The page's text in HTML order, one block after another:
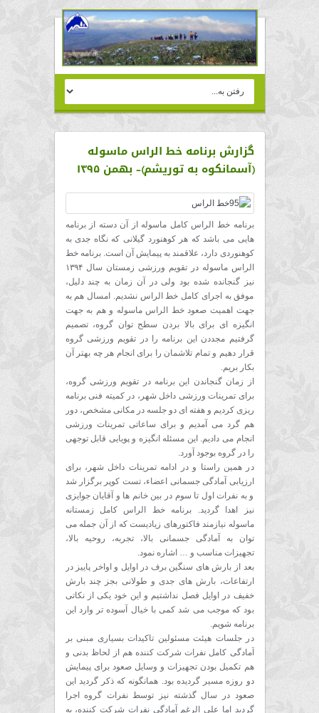
گزارش برنامه خط الراس ماسوله
(آسمانکوه به توریشم)- بهمن ۱۳۹۵
برنامه خط الراس کامل ماسوله از آن دسته از برنامه
هایی می باشد که هر کوهنورد گیلانی که نگاه جدی به
کوهنوردی دارد، علاقمند به پیمایش آن است. برنامه خط
الراس ماسوله در تقویم ورزشی زمستان سال ۱۳۹۴
نیز گنجانده شده بود ولی در آن زمان به چند دلیل،
موفق به اجرای کامل خط الراس نشدیم. امسال هم به
جهت اهمیت صعود خط الراس ماسوله و هم به جهت
انگیزه ای برای بالا بردن سطح توان گروه، تصمیم
گرفتیم مجددن این برنامه را در تقویم ورزشی گروه
قرار دهیم و تمام تلاشمان را برای انجام هر چه بهتر آن
بکار بریم.
از زمان گنجاندن این برنامه در تقویم ورزشی گروه،
برای تمرینات ورزشی داخل شهر، در کمیته فنی برنامه
ریزی کردیم و هفته ای دو جلسه در مکانی مشخص، دور
هم گرد می آمدیم و برای ساعاتی تمرینات ورزشی
انجام می دادیم. این مسئله انگیزه و پویایی قابل توجهی
را در گروه بوجود آورد.
در همین راستا و در ادامه تمرینات داخل شهر، برای
ارزیابی آمادگی جسمانی اعضاء، تست کوپر برگزار شد
و به نفرات اول تا سوم در بین خانم ها و آقایان جوایزی
نیز اهدا گردید. برنامه خط الراس کامل زمستانه
ماسوله نیازمند فاکتورهای زیادیست که از آن جمله می
توان به آمادگی جسمانی بالا، تجربه، روحیه بالا،
تجهیزات مناسب و … اشاره نمود.
بعد از بارش های سنگین برف در اوایل و اواخر پاییز در
ارتفاعات، بارش های جدی و طولانی بجز چند بارش
خفیف در اوایل فصل نداشتیم و این خود یکی از نکاتی
بود که موجب می شد کمی با خیال آسوده تر وارد این
برنامه شویم.
در جلسات هیئت مسئولین تاکیدات بسیاری مبنی بر
آمادگی کامل نفرات شرکت کننده هم از لحاظ بدنی و
هم تکمیل بودن تجهیزات و وسایل صعود برای پیمایش
دو روزه مسیر گردیده بود. همانگونه که ذکر گردید این
صعود در سال گذشته نیز توسط نفرات گروه اجرا
گردید اما علی الرغم آمادگی نفرات شرکت کننده، به